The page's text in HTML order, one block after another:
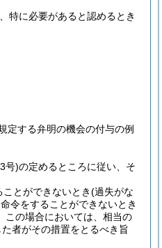
特に必要があると認めるとき
定する弁明の機会の付与の例
号)の定めるところに従い、そ
とができないとき(過失がな
令をすることができないとき
この場合においては、相当の
者がその措置をとるべき旨